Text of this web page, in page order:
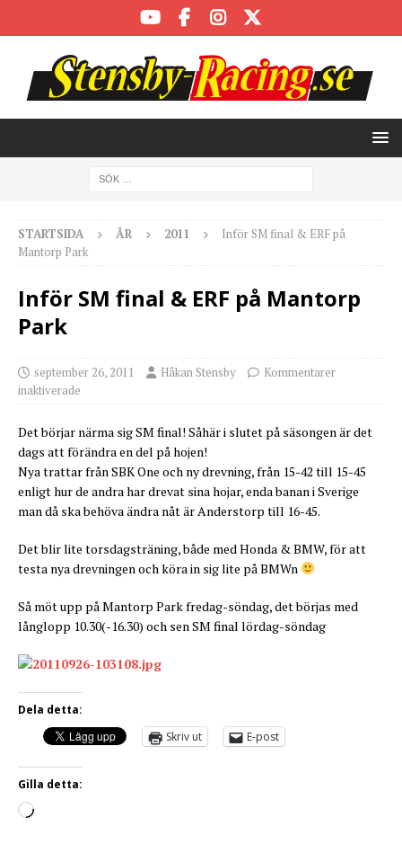
STARTSIDA ÅR 2011
Inför SM final & ERF på
Mantorp Park
Inför SM final & ERF på Mantorp
Park
september 26, 2011 Håkan Stensby
Kommentarer
inaktiverade
Det börjar närma sig SM final! Såhär i slutet på säsongen är det
dags att förändra en del på hojen!
Nya trattar från SBK One och ny drevning, från 15-42 till 15-45
enligt hur de andra har drevat sina hojar, enda banan i Sverige
man då ska behöva ändra nåt är Anderstorp till 16-45.
Det blir lite torsdagsträning, både med Honda & BMW, för att
testa nya drevningen och köra in sig lite på BMWn
Så möt upp på Mantorp Park fredag-söndag, det börjas med
långlopp 10.30(-16.30) och sen SM final lördag-söndag
Dela detta:
Skriv ut
E-post
Gilla detta: